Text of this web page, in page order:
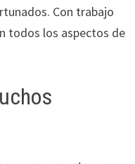
Con trabajo
todos los aspectos de